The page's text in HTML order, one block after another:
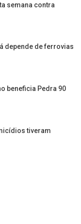
semana contra
depende de ferrovias
beneficia Pedra 90
tiveram